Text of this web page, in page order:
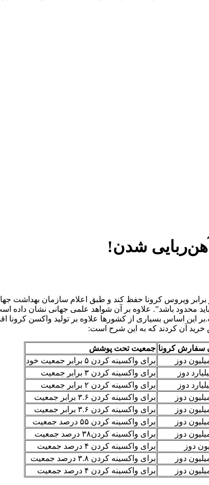
ویروس کرونا حفظ کند و طبق اعلام سازمان بهداشت
باشد”. علاوه بر آن شواهد علمی جهانی نشان داده است
اساس بسیاری از کشورها علاوه بر تولید واکسن کرونا
سفارش کرونا جمعیت تحت پوشش
برای واکسینه کردن ۵ برابر جمعیت خود
برای واکسینه کردن ۳ برابر جمعیت
برای واکسینه کردن ۲ برابر جمعیت
برای واکسینه کردن ۳.۶ برابر جمعیت
برای واکسینه کردن ۳.۶ برابر جمعیت
برای واکسینه کردن ۵۵ درصد جمعیت
برای واکسینه کردن۳۸ درصد جمعیت
برای واکسینه کردن ۴ درصد جمعیت
برای واکسینه کردن ۳.۸ درصد جمعیت
برای واکسینه کردن ۴ درصد جمعیت